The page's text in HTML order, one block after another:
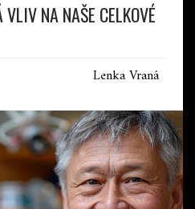
NA NAŠE CELKOVÉ
Lenka Vraná